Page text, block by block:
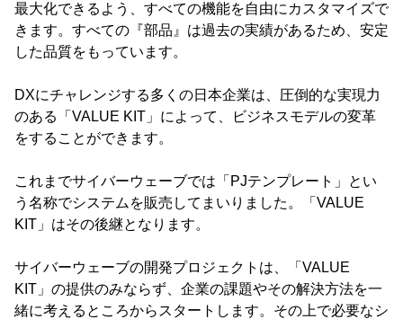
最大化できるよう、すべての機能を自由にカスタマイズで
きます。すべての『部品』は過去の実績があるため、安定
した品質をもっています。
DXにチャレンジする多くの日本企業は、圧倒的な実現力
のある「VALUE KIT」によって、ビジネスモデルの変革
をすることができます。
これまでサイバーウェーブでは「PJテンプレート」とい
う名称でシステムを販売してまいりました。「VALUE
KIT」はその後継となります。
サイバーウェーブの開発プロジェクトは、「VALUE
KIT」の提供のみならず、企業の課題やその解決方法を一
緒に考えるところからスタートします。その上で必要なシ